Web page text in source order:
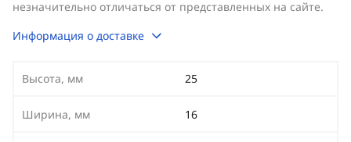
незначительно отличаться от представленных на сайте.
Информация о доставке
Высота, мм 25
Ширина, мм 16